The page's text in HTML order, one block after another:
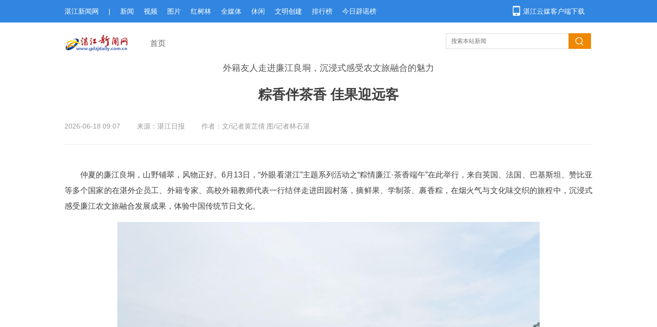
湛江新闻网 | 新闻 视频 图片 红树林 全媒体 休闲 文明创建 排行榜 今日辟谣榜 湛江云媒客户端下载
首页
外籍友人走进廉江良垌，沉浸式感受农文旅融合的魅力
粽香伴茶香 佳果迎远客
2026-06-18 09:07 来源：湛江日报 作者：文/记者黄芷倩 图/记者林石湛
仲夏的廉江良垌，山野铺翠，风物正好。6月13日，“外眼看湛江”主题系列活动之“粽情廉江·茶香端午”在此举行，来自英国、法国、巴基斯坦、赞比亚
等多个国家的在湛外企员工、外籍专家、高校外籍教师代表一行结伴走进田园村落，摘鲜果、学制茶、裹香粽，在烟火气与文化味交织的旅程中，沉浸式
感受廉江农文旅融合发展成果，体验中国传统节日文化。